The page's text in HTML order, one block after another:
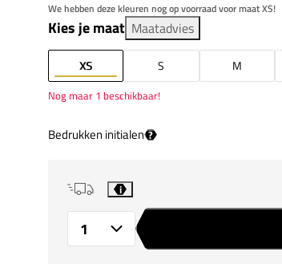
We hebben deze kleuren nog op voorraad voor maat XS!
Kies je maat Maatadvies
XS S M
Nog maar 1 beschikbaar!
Bedrukken initialen ?
i